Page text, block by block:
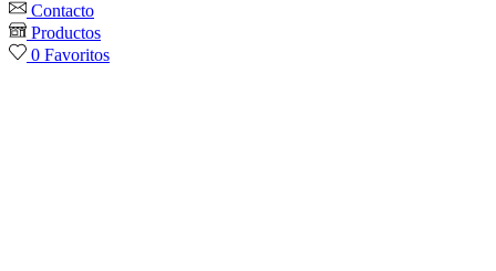
Contacto
Productos
0 Favoritos